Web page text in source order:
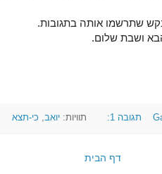
שתרשמו אותה בתגובות.
ושבת שלום.
תגובה 1: תוויות:יואב, כי-תצא
דף הבית